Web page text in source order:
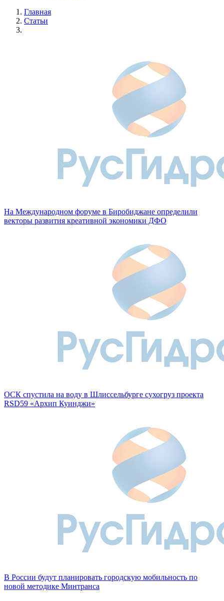
Главная
Статьи
На Международном форуме в Биробиджане определили
векторы развития креативной экономики ДФО
ОСК спустила на воду в Шлиссельбурге сухогруз проекта
RSD59 «Архип Куинджи»
В России будут планировать городскую мобильность по
новой методике Минтранса